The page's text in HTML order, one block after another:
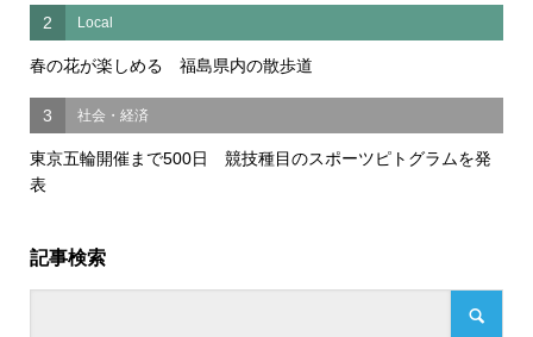
2 Local
春の花が楽しめる 福島県内の散歩道
3 社会・経済
東京五輪開催まで500日 競技種目のスポーツピトグラムを発
表
記事検索